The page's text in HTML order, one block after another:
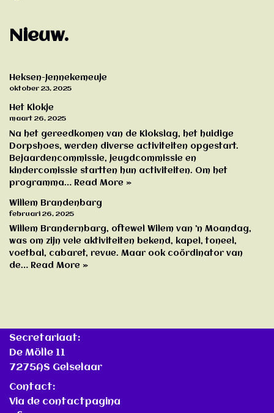
Nieuw.
Heksen-Jennekemeuje
oktober 23, 2025
Het Klokje
maart 26, 2025
Na het gereedkomen van de Klokslag, het huidige
Dorpshoes, werden diverse activiteiten opgestart.
Bejaardencommissie, jeugdcommissie en
kindercomissie startten hun activiteiten. Om het
programma… Read More »
Willem Brandenbarg
februari 26, 2025
Willem Brandernbarg, oftewel Wilem van ’n Moandag,
was om zijn vele aktiviteiten bekend, kapel, toneel,
voetbal, cabaret, revue. Maar ook coördinator van
de… Read More »
Secretariaat:
De Mölle 11
7275AS Gelselaar
Contact:
Via de contactpagina